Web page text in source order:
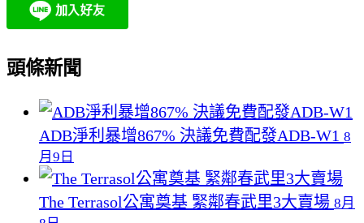
頭條新聞
ADB淨利暴增867% 決議免費配發ADB-W1 8
月9日
The Terrasol公寓奠基 緊鄰春武里3大賣場 8月